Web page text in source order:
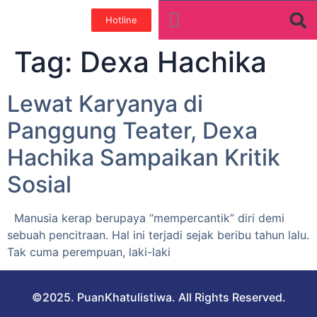
Hotline
Tag: Dexa Hachika
Lewat Karyanya di
Panggung Teater, Dexa
Hachika Sampaikan Kritik
Sosial
Manusia kerap berupaya “mempercantik” diri demi
sebuah pencitraan. Hal ini terjadi sejak beribu tahun lalu.
Tak cuma perempuan, laki-laki
©2025. PuanKhatulistiwa. All Rights Reserved.